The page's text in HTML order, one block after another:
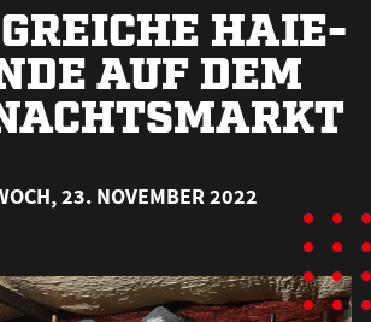
HAIE-
AUF DEM
23. NOVEMBER 2022